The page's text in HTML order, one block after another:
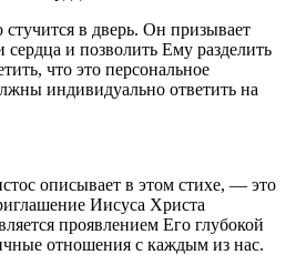
в дверь. Он призывает
сердца и позволить Ему разделить
что это персональное
индивидуально ответить на
описывает в этом стихе, — это
Иисуса Христа
проявлением Его глубокой
отношения с каждым из нас.